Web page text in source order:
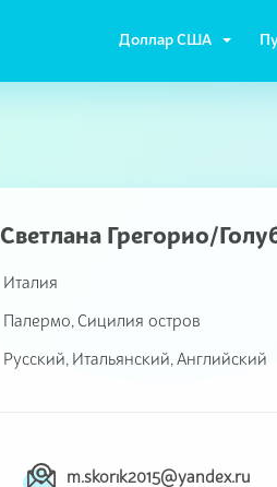
Доллар США
Светлана Грегорио/
Италия
Палермо, Сицилия остров
Русский, Итальянский, Английский
m.skorik2015@yandex.ru